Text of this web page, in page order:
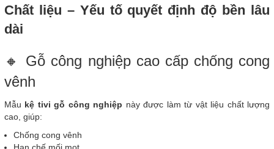
Chất liệu – Yếu tố quyết định độ bền lâu
dài
🔸 Gỗ công nghiệp cao cấp chống cong
vênh
Mẫu kệ tivi gỗ công nghiệp này được làm từ vật liệu chất lượng
cao, giúp:
Chống cong vênh
Hạn chế mối mọt